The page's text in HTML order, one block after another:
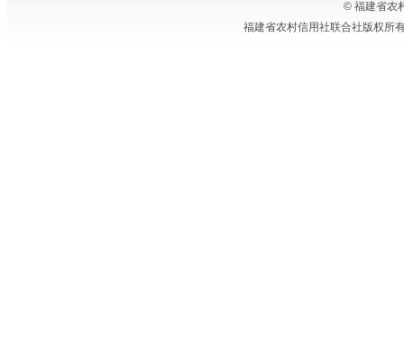
© 福建省农
福建省农村信用社联合社版权所